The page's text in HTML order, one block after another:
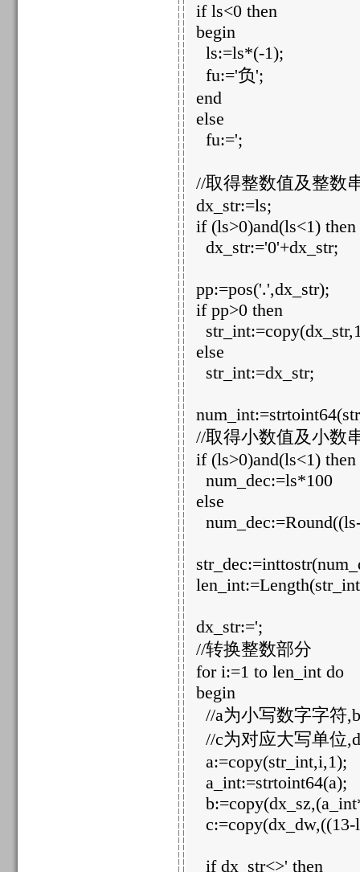
if ls<0 then
begin
ls:=ls*(-1);
fu:='负';
end
else
fu:=';
//取得整数值及整数
dx_str:=ls;
if (ls>0)and(ls<1) then
dx_str:='0'+dx_str;
pp:=pos('.',dx_str);
if pp>0 then
else
str_int:=dx_str;
//取得小数值及小数
if (ls>0)and(ls<1) then
num_dec:=ls*100
else
dx_str:=';
//转换整数部分
for i:=1 to len_int do
begin
//a为小写数字字符
//c为对应大写单位
a:=copy(str_int,i,1);
a_int:=strtoint64(a);
c:=copy(dx_dw,((13-
if dx_str<>' then